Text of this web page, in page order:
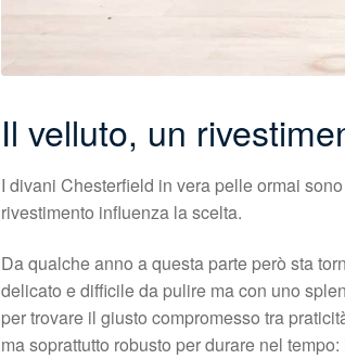
Il velluto, un
I divani Chesterfield in vera pelle ormai
rivestimento influenza la scelta.
Da qualche anno a questa parte però sta
delicato e difficile da pulire ma con uno
per trovare il giusto compromesso tra
ma soprattutto robusto per durare nel